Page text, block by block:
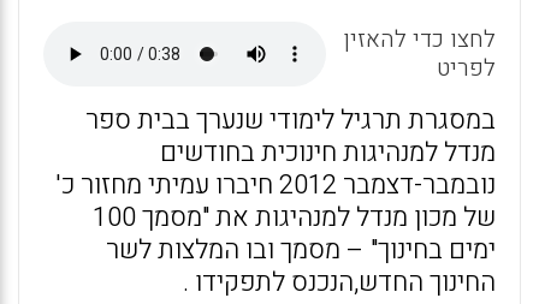
A
p
p
o
o
k
לחצו כדי להאזין
לפריט
במסגרת תרגיל לימודי שנערך בבית ספר
מנדל למנהיגות חינוכית בחודשים
נובמבר-דצמבר 2012 חיברו עמיתי מחזור כ'
של מכון מנדל למנהיגות את "מסמך 100
ימים בחינוך" – מסמך ובו המלצות לשר
החינוך החדש,הנכנס לתפקידו .